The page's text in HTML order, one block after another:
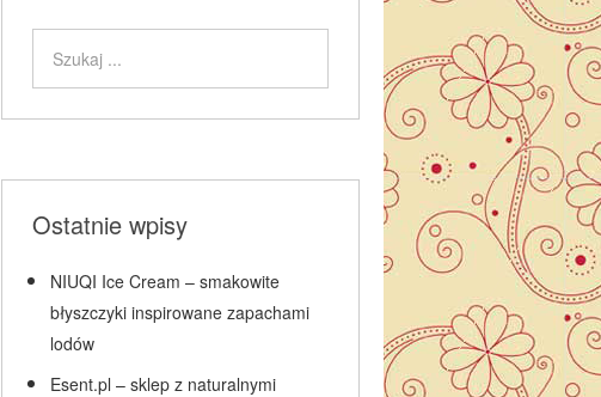
Ostatnie wpisy
NIUQI Ice Cream – smakowite
błyszczyki inspirowane zapachami
lodów
Esent.pl – sklep z naturalnymi